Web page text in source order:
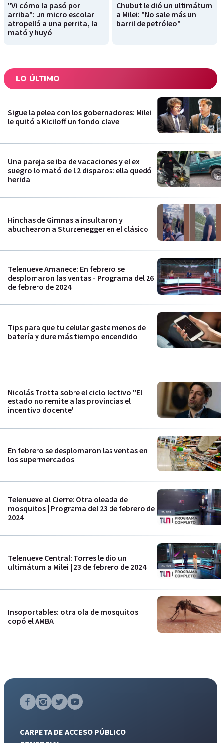
"Vi cómo la pasó por
arriba": un micro escolar
atropelló a una perrita, la
mató y huyó
Chubut le dió un ultimátum
a Milei: "No sale más un
barril de petróleo"
LO ÚLTIMO
Sigue la pelea con los gobernadores: Milei
le quitó a Kiciloff un fondo clave
Una pareja se iba de vacaciones y el ex
suegro lo mató de 12 disparos: ella quedó
herida
Hinchas de Gimnasia insultaron y
abuchearon a Sturzenegger en el clásico
Telenueve Amanece: En febrero se
desplomaron las ventas - Programa del 26
de febrero de 2024
Tips para que tu celular gaste menos de
batería y dure más tiempo encendido
Nicolás Trotta sobre el ciclo lectivo "El
estado no remite a las provincias el
incentivo docente"
En febrero se desplomaron las ventas en
los supermercados
Telenueve al Cierre: Otra oleada de
mosquitos | Programa del 23 de febrero de
2024
Telenueve Central: Torres le dio un
ultimátum a Milei | 23 de febrero de 2024
Insoportables: otra ola de mosquitos
copó el AMBA
CARPETA DE ACCESO PÚBLICO